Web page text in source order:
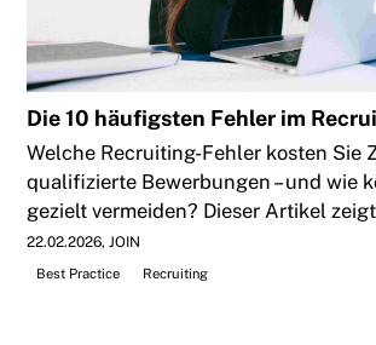
Die 10 häufigsten Fehler im
Welche Recruiting-Fehler kosten Sie
qualifizierte Bewerbungen – und wie
gezielt vermeiden? Dieser Artikel
22.02.2026 JOIN
Best Practice
Recruiting